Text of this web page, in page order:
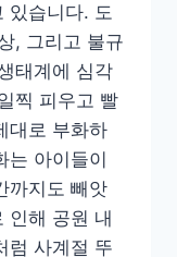
있습니다. 도
, 그리고 불규
태계에 심각
찍 피우고 빨
대로 부화하
는 아이들이
까지도 빼앗
인해 공원 내
럼 사계절 뚜